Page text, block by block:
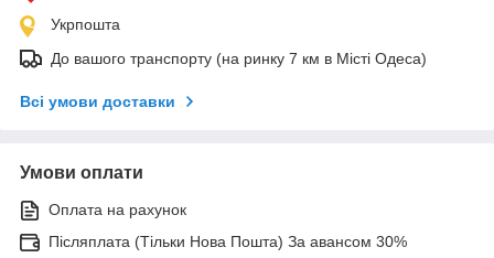
Укрпошта
До вашого транспорту (на ринку 7 км в Місті Одеса)
Всі умови доставки
Умови оплати
Оплата на рахунок
Післяплата (Тільки Нова Пошта) За авансом 30%